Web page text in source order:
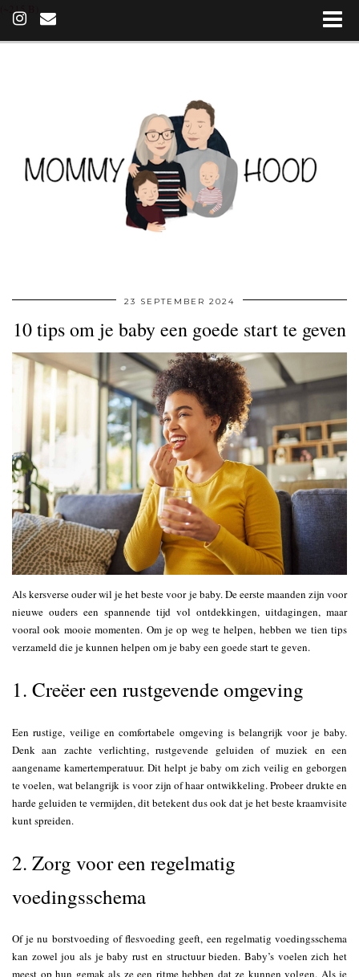
(~215 B)
23 SEPTEMBER 2024
10 tips om je baby een goede start te geven
Als kersverse ouder wil je het beste voor je baby. De eerste maanden zijn voor
nieuwe ouders een spannende tijd vol ontdekkingen, uitdagingen, maar
vooral ook mooie momenten. Om je op weg te helpen, hebben we tien tips
verzameld die je kunnen helpen om je baby een goede start te geven.
1. Creëer een rustgevende omgeving
Een rustige, veilige en comfortabele omgeving is belangrijk voor je baby.
Denk aan zachte verlichting, rustgevende geluiden of muziek en een
aangename kamertemperatuur. Dit helpt je baby om zich veilig en geborgen
te voelen, wat belangrijk is voor zijn of haar ontwikkeling. Probeer drukte en
harde geluiden te vermijden, dit betekent dus ook dat je het beste kraamvisite
kunt spreiden.
2. Zorg voor een regelmatig
voedingsschema
Of je nu borstvoeding of flesvoeding geeft, een regelmatig voedingsschema
kan zowel jou als je baby rust en structuur bieden. Baby’s voelen zich het
meest op hun gemak als ze een ritme hebben dat ze kunnen volgen. Als je